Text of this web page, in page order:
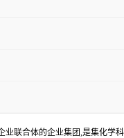
联合体的企业集团,是集化学